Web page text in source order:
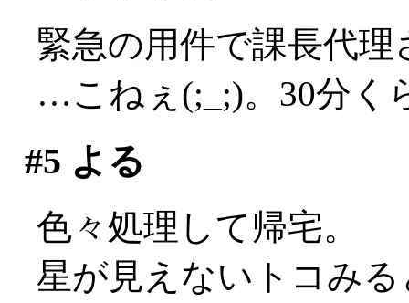
緊急の用件で課長代
…こねぇ(;_;)。30分く
#5 よる
色々処理して帰宅。
星が見えないトコみ